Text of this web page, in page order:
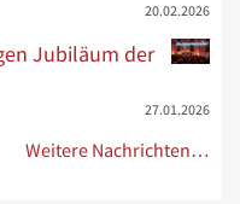
20.02.2026
Jubiläum der
27.01.2026
Weitere Nachrichten…